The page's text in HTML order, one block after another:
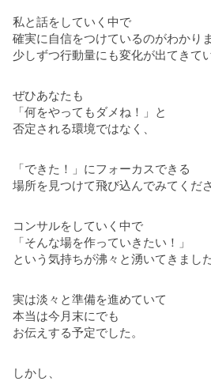
私と話をしていく中で
確実に自信をつけているのがわかり
少しずつ行動量にも変化が出てきて
ぜひあなたも
「何をやってもダメね！」と
否定される環境ではなく、
「できた！」にフォーカスできる
場所を見つけて飛び込んでみてくださ
コンサルをしていく中で
「そんな場を作っていきたい！」
という気持ちが沸々と湧いてきました
実は淡々と準備を進めていて
本当は今月末にでも
お伝えする予定でした。
しかし、